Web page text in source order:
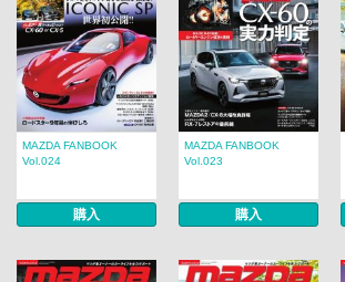
MAZDA FANBOOK
Vol.024
購入
MAZDA FANBOOK
Vol.023
購入